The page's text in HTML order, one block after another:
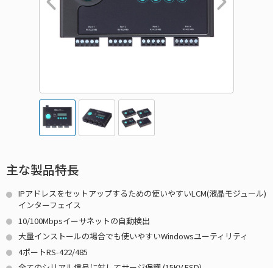
主な製品特長
IPアドレスをセットアップするための使いやすいLCM(液晶モジュール)
インターフェイス
10/100Mbpsイーサネットの自動検出
大量インストールの場合でも使いやすいWindowsユーティリティ
4ポートRS-422/485